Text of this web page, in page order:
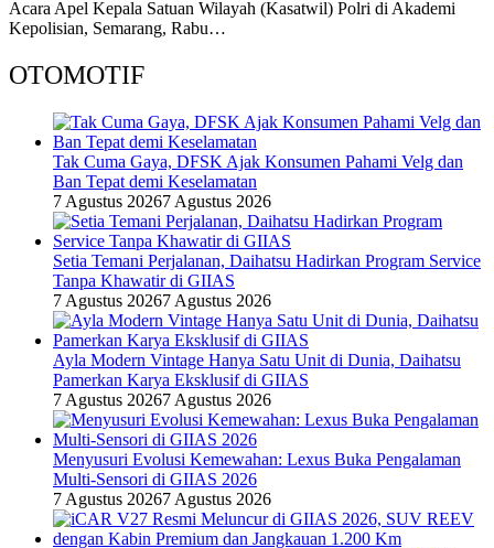
Acara Apel Kepala Satuan Wilayah (Kasatwil) Polri di Akademi
Kepolisian, Semarang, Rabu…
OTOMOTIF
Tak Cuma Gaya, DFSK Ajak Konsumen Pahami Velg dan
Ban Tepat demi Keselamatan
7 Agustus 20267 Agustus 2026
Setia Temani Perjalanan, Daihatsu Hadirkan Program Service
Tanpa Khawatir di GIIAS
7 Agustus 20267 Agustus 2026
Ayla Modern Vintage Hanya Satu Unit di Dunia, Daihatsu
Pamerkan Karya Eksklusif di GIIAS
7 Agustus 20267 Agustus 2026
Menyusuri Evolusi Kemewahan: Lexus Buka Pengalaman
Multi-Sensori di GIIAS 2026
7 Agustus 20267 Agustus 2026